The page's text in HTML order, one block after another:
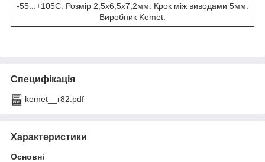
-55...+105С. Розмір 2,5х6,5х7,2мм. Крок між виводами 5мм.
Виробник Kemet.
Специфікація
kemet__r82.pdf
Характеристики
Основні